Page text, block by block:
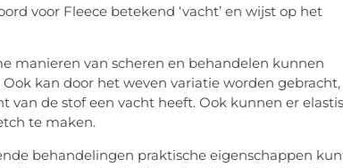
voor Fleece betekend ‘vacht’ en wijst op het
manieren van scheren en behandelen kunnen
kan door het weven variatie worden gebracht,
van de stof een vacht heeft. Ook kunnen er
te maken.
behandelingen praktische eigenschappen